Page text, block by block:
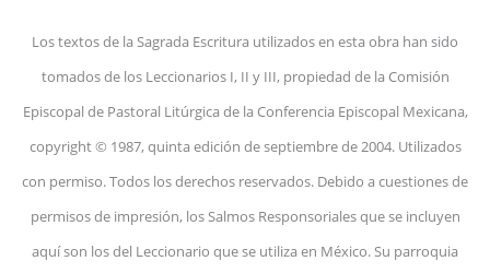
Los textos de la Sagrada Escritura utilizados en esta obra han sido
tomados de los Leccionarios I, II y III, propiedad de la Comisión
Episcopal de Pastoral Litúrgica de la Conferencia Episcopal Mexicana,
copyright © 1987, quinta edición de septiembre de 2004. Utilizados
con permiso. Todos los derechos reservados. Debido a cuestiones de
permisos de impresión, los Salmos Responsoriales que se incluyen
aquí son los del Leccionario que se utiliza en México. Su parroquia